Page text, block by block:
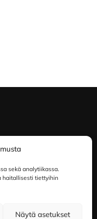
sekä analytiikassa.
haitallisesti tiettyihin
Näytä asetukset